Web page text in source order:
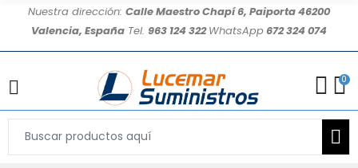
Nuestra dirección: Calle Maestro Chapí 6, Paiporta 46200
Valencia, España Tel. 963 124 322WhatsApp 672 324 074
0